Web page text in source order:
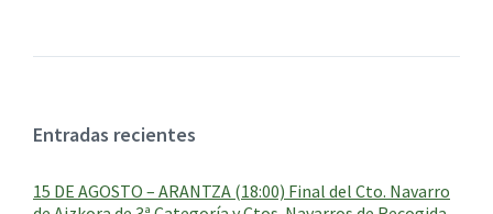
Entradas recientes
15 DE AGOSTO – ARANTZA (18:00) Final del Cto. Navarro